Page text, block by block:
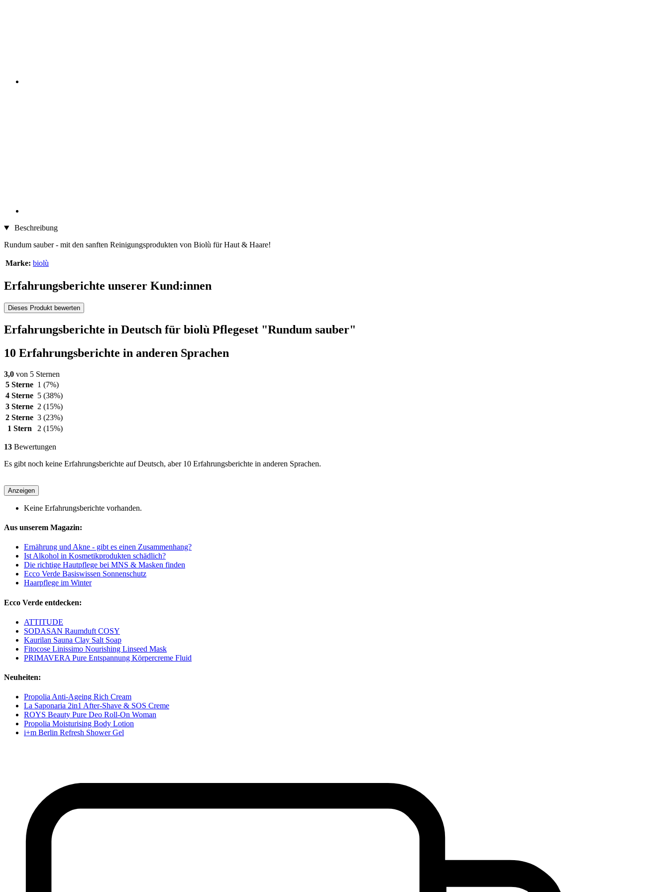
Beschreibung
Rundum sauber - mit den sanften Reinigungsprodukten von Biolù für Haut & Haare!
Marke: biolù
Erfahrungsberichte unserer Kund:innen
Dieses Produkt bewerten
Erfahrungsberichte in Deutsch für biolù Pflegeset "Rundum sauber"
10 Erfahrungsberichte in anderen Sprachen
3,0 von 5 Sternen
5 Sterne 1 (7%)
4 Sterne 5 (38%)
3 Sterne 2 (15%)
2 Sterne 3 (23%)
1 Stern
2 (15%)
13 Bewertungen
Es gibt noch keine Erfahrungsberichte auf Deutsch, aber 10 Erfahrungsberichte in anderen Sprachen.
Anzeigen
Keine Erfahrungsberichte vorhanden.
Aus unserem Magazin:
Ernährung und Akne - gibt es einen Zusammenhang?
Ist Alkohol in Kosmetikprodukten schädlich?
Die richtige Hautpflege bei MNS & Masken finden
Ecco Verde Basiswissen Sonnenschutz
Haarpflege im Winter
Ecco Verde entdecken:
ATTITUDE
SODASAN Raumduft COSY
Kaurilan Sauna Clay Salt Soap
Fitocose Linissimo Nourishing Linseed Mask
PRIMAVERA Pure Entspannung Körpercreme Fluid
Neuheiten:
Propolia Anti-Ageing Rich Cream
La Saponaria 2in1 After-Shave & SOS Creme
ROYS Beauty Pure Deo Roll-On Woman
Propolia Moisturising Body Lotion
i+m Berlin Refresh Shower Gel